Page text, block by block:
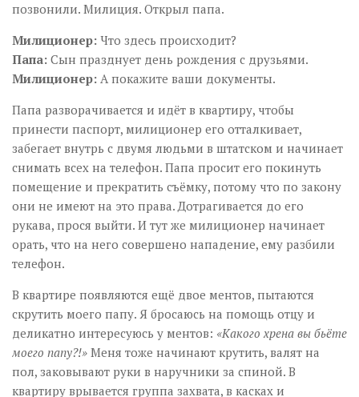
позвонили. Милиция. Открыл папа.
Милиционер: Что здесь происходит?
Папа: Сын празднует день рождения с друзьями.
Милиционер: А покажите ваши документы.
Папа разворачивается и идёт в квартиру, чтобы
принести паспорт, милиционер его отталкивает,
забегает внутрь с двумя людьми в штатском и начинает
снимать всех на телефон. Папа просит его покинуть
помещение и прекратить съёмку, потому что по закону
они не имеют на это права. Дотрагивается до его
рукава, прося выйти. И тут же милиционер начинает
орать, что на него совершено нападение, ему разбили
телефон.
В квартире появляются ещё двое ментов, пытаются
скрутить моего папу. Я бросаюсь на помощь отцу и
деликатно интересуюсь у ментов: «Какого хрена вы бьёте
моего папу?!» Меня тоже начинают крутить, валят на
пол, заковывают руки в наручники за спиной. В
квартиру врывается группа захвата, в касках и